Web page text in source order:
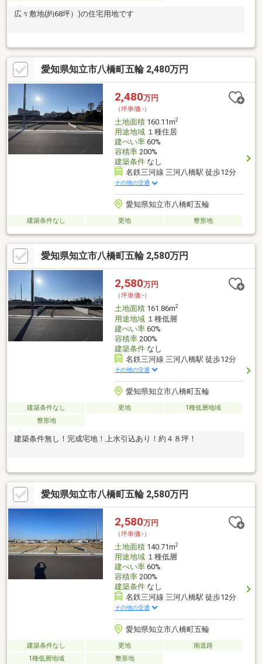
広々敷地(約68坪）)の住宅用地です
愛知県知立市八橋町五輪 2,480万円
2,480万円
（坪単価:-）
土地面積160.11m2
用途地域１種住居
建ぺい率60%
容積率200%
建築条件なし
名鉄三河線 三河八橋駅 徒歩12分
その他の交通
愛知県知立市八橋町五輪
建築条件なし 更地 整形地
愛知県知立市八橋町五輪 2,580万円
2,580万円
（坪単価:-）
土地面積161.86m2
用途地域１種低層
建ぺい率60%
容積率200%
建築条件なし
名鉄三河線 三河八橋駅 徒歩12分
その他の交通
愛知県知立市八橋町五輪
建築条件なし 更地
1種低層地域
整形地
建築条件無し！完成宅地！上水引込あり！約４８坪！
愛知県知立市八橋町五輪 2,580万円
2,580万円
（坪単価:-）
土地面積140.71m2
用途地域１種低層
建ぺい率60%
容積率200%
建築条件なし
名鉄三河線 三河八橋駅 徒歩12分
その他の交通
愛知県知立市八橋町五輪
建築条件なし 更地
南道路
1種低層地域
整形地